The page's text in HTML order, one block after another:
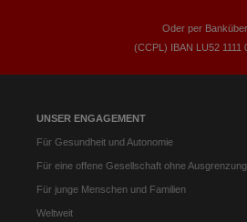
UNSER ENGAGEMENT
Für Gesundheit und Autonomie
Für eine offene Gesellschaft ohne Ausgrenzung
Für junge Menschen und Familien
Weltweit
Oder per
(CCPL) IBAN LU52​ 1111​